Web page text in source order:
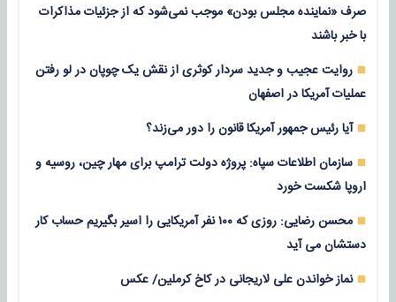
صرف «نماینده مجلس بودن» موجب نمی‌شود که از جزئیات مذاکرات
با خبر باشند
روایت عجیب و جدید سردار کوثری از نقش یک چوپان در لو رفتن
عملیات آمریکا در اصفهان
آیا رئیس جمهور آمریکا قانون را دور می‌زند؟
سازمان اطلاعات سپاه: پروژه دولت ترامپ برای مهار چین، روسیه و
اروپا شکست خورد
محسن رضایی: روزی که ۱۰۰ نفر آمریکایی را اسیر بگیریم حساب کار
دستشان می آید
نماز خواندن علی لاریجانی در کاخ کرملین/ عکس